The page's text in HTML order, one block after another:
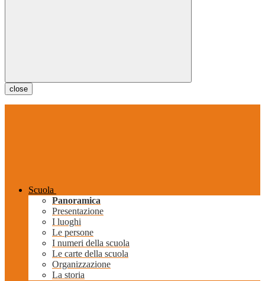
close
Scuola
Panoramica
Presentazione
I luoghi
Le persone
I numeri della scuola
Le carte della scuola
Organizzazione
La storia